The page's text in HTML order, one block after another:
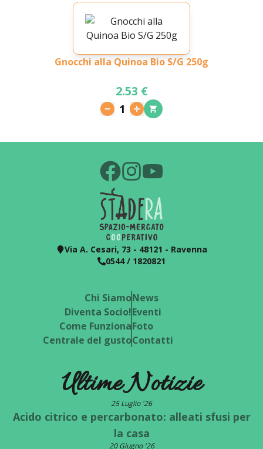
Gnocchi alla Quinoa Bio S/G 250g
2.53 €
1
Via A. Cesari, 73 - 48121 - Ravenna
0544 / 1820821
Chi Siamo
Diventa Socio!
Come Funziona
Centrale del gusto
News
Eventi
Foto
Contatti
Ultime Notizie
25 Luglio '26
Acido citrico e percarbonato: alleati sfusi per
la casa
20 Giugno '26